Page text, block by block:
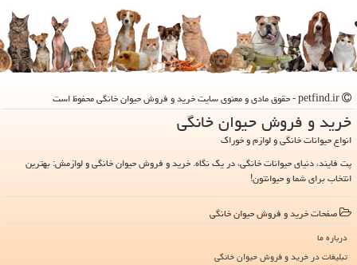
خرید و فروش حیوان خانگی
انواع حیوانات خانگی و لوازم و خوراک
پت فایند، دنیای حیوانات خانگی، در یک نگاه. خرید و فروش حیوان خانگی و لوازمش: بهترین
انتخاب برای شما و حیوانتون!
صفحات خرید و فروش حیوان خانگی
درباره ما
تبلیغات در خرید و فروش حیوان خانگی